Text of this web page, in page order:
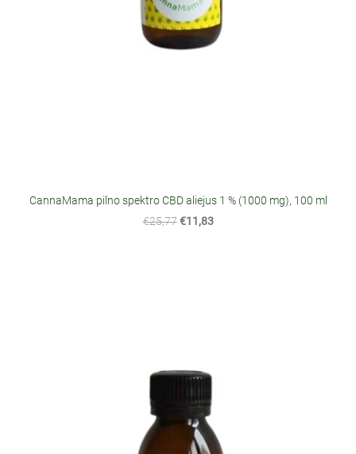
CannaMama pilno spektro CBD aliejus 1 % (1000 mg), 100 ml
€25,77 €11,83